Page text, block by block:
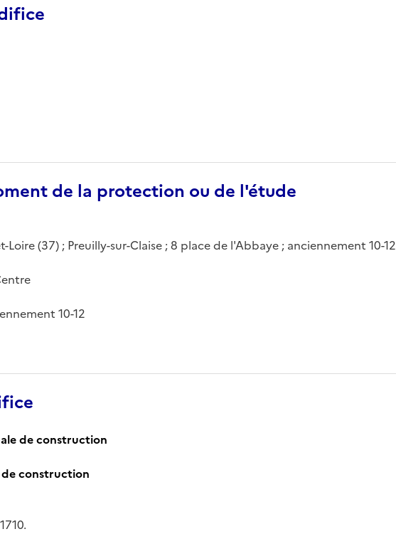
de la protection ou de l'étude
Loire (37) ; Preuilly-sur-Claise ; 8 place de l'Abbaye ; anciennement 10-12
10-12
de construction
de construction